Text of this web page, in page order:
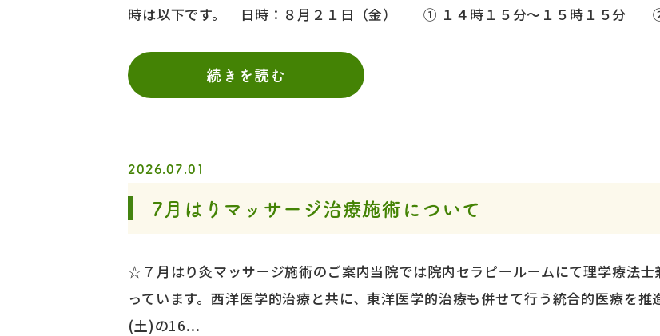
時は以下です。 日時：８月２１日（金） ① １４時１５分～１５時１５分
続きを読む
2026.07.01
7月はりマッサージ治療施術について
☆７月はり灸マッサージ施術のご案内当院では院内セラピールームにて理学療法
っています。西洋医学的治療と共に、東洋医学的治療も併せて行う統合的医療を
(土)の16...